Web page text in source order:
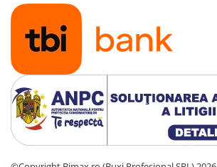
Franare Trotineta Electrica
Aparatori Noroi Trotineta Electrica
Electrice Diverse, Contacte,
Butoane
Lumini Trotinete Electrice
Piese Kugoo
Kukirin M4 MAX
Kukirin S1 MAX 2025-2026